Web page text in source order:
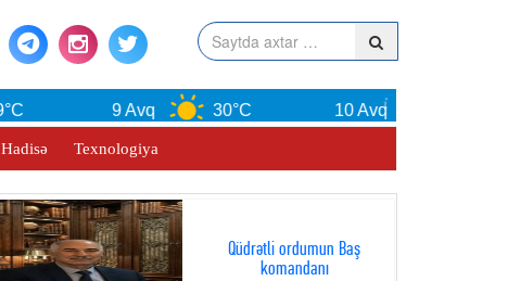
9 Avq 30°C 10 Avq
Hadisə Texnologiya
Qüdrətli ordumun Baş
komandanı